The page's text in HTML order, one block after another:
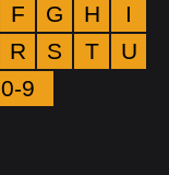
F G H
I
R S T
U
0-9